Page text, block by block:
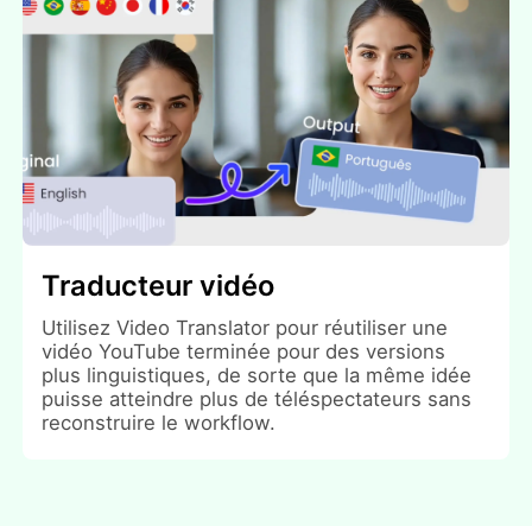
Traducteur vidéo
Utilisez Video Translator pour réutiliser une
vidéo YouTube terminée pour des versions
plus linguistiques, de sorte que la même idée
puisse atteindre plus de téléspectateurs sans
reconstruire le workflow.